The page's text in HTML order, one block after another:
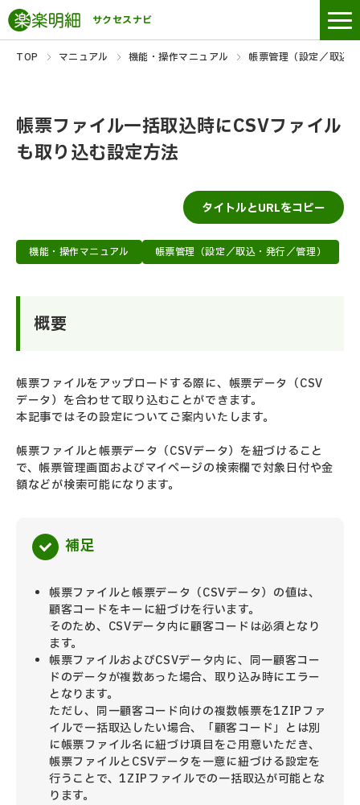
サクセスナビ
TOP マニュアル 機能・操作マニュアル 帳票管理（設定／取込
帳票ファイル一括取込時にCSVファイル
も取り込む設定方法
タイトルとURLをコピー
機能・操作マニュアル 帳票管理（設定／取込・発行／管理）
概要
帳票ファイルをアップロードする際に、帳票データ（CSV
データ）を合わせて取り込むことができます。
本記事ではその設定についてご案内いたします。
帳票ファイルと帳票データ（CSVデータ）を紐づけること
で、帳票管理画面およびマイページの検索欄で対象日付や金
額などが検索可能になります。
補足
帳票ファイルと帳票データ（CSVデータ）の値は、
顧客コードをキーに紐づけを行います。
そのため、CSVデータ内に顧客コードは必須となり
ます。
帳票ファイルおよびCSVデータ内に、同一顧客コー
ドのデータが複数あった場合、取り込み時にエラー
となります。
ただし、同一顧客コード向けの複数帳票を1ZIPファ
イルで一括取込したい場合、「顧客コード」とは別
に帳票ファイル名に紐づけ項目をご用意いただき、
帳票ファイルとCSVデータを一意に紐づける設定を
行うことで、1ZIPファイルでの一括取込が可能とな
ります。